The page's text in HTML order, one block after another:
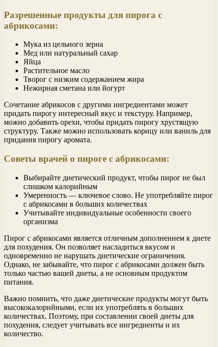
Разрешенные продукты для пирога с
абрикосами:
Мука из цельного зерна
Мед или натуральный сахар
Яйца
Растительное масло
Творог с низким содержанием жира
Нежирная сметана или йогурт
Сочетание абрикосов с другими ингредиентами может
придать пирогу интересный вкус и текстуру. Например,
можно добавить орехи, чтобы придать пирогу хрустящую
структуру. Также можно использовать корицу или ваниль для
придания пирогу аромата.
Советы врачей о пироге с абрикосами:
Выбирайте диетический продукт, чтобы пирог не был
слишком калорийным
Умеренность — ключевое слово. Не употребляйте пирог
с абрикосами в больших количествах
Учитывайте индивидуальные особенности своего
организма
Пирог с абрикосами является отличным дополнением к диете
для похудения. Он позволяет насладиться вкусом и
одновременно не нарушать диетические ограничения.
Однако, не забывайте, что пирог с абрикосами должен быть
только частью вашей диеты, а не основным продуктом
питания.
Важно помнить, что даже диетические продукты могут быть
высококалорийными, если их употреблять в больших
количествах. Поэтому, при составлении своей диеты для
похудения, следует учитывать все ингредиенты и их
количество.